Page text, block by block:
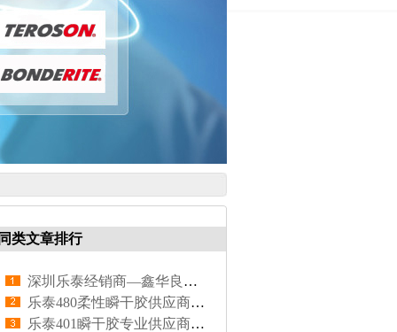
同类文章排行
深圳乐泰经销商—鑫华良供应链，专注乐泰胶粘剂代理20余年
乐泰480柔性瞬干胶供应商 | 鑫华良供应链原装正品保障
乐泰401瞬干胶专业供应商 | 鑫华良供应链原装正品